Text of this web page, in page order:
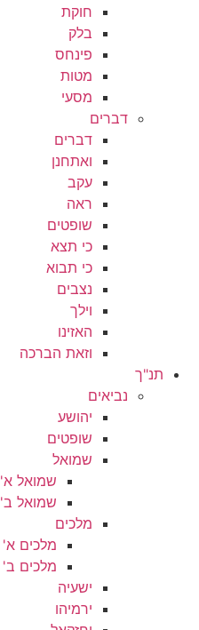
חוקת
בלק
פינחס
מטות
מסעי
דברים
דברים
ואתחנן
עקב
ראה
שופטים
כי תצא
כי תבוא
נצבים
וילך
האזינו
וזאת הברכה
תנ"ך
נביאים
יהושע
שופטים
שמואל
שמואל א'
שמואל ב'
מלכים
מלכים א'
מלכים ב'
ישעיה
ירמיהו